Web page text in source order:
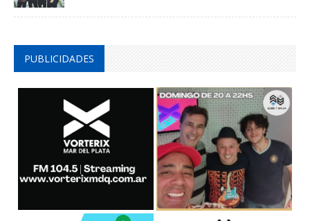
PUBLICIDADES